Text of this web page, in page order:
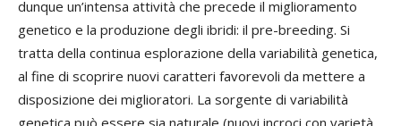
dunque un’intensa attività che precede il miglioramento
genetico e la produzione degli ibridi: il pre-breeding. Si
tratta della continua esplorazione della variabilità genetica,
al fine di scoprire nuovi caratteri favorevoli da mettere a
disposizione dei miglioratori. La sorgente di variabilità
genetica può essere sia naturale (nuovi incroci con varietà